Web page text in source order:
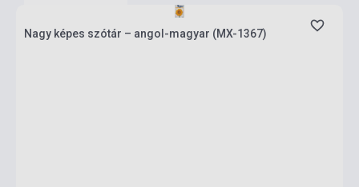
Nagy képes szótár – angol-magyar (MX-1367)